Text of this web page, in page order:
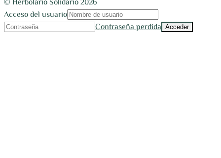
© Herbolario Solidario 2026
Acceso del usuario
Contraseña perdida